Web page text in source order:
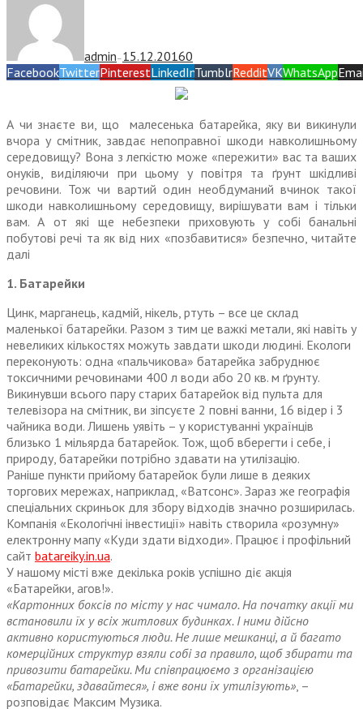
admin — 15.12.20160
FacebookTwitterPinterestLinkedInTumblrRedditVKWhatsApp
А чи знаєте ви, що малесенька батарейка, яку ви викинули
вчора у смітник, завдає непоправної шкоди навколишньому
середовищу? Вона з легкістю може «пережити» вас та ваших
онуків, виділяючи при цьому у повітря та ґрунт шкідливі
речовини. Тож чи вартий один необдуманий вчинок такої
шкоди навколишньому середовищу, вирішувати вам і тільки
вам. А от які ще небезпеки приховують у собі банальні
побутові речі та як від них «позбавитися» безпечно, читайте
далі
1. Батарейки
Цинк, марганець, кадмій, нікель, ртуть – все це склад
маленької батарейки. Разом з тим це важкі метали, які навіть у
невеликих кількостях можуть завдати шкоди людині. Екологи
переконують: одна «пальчикова» батарейка забруднює
токсичними речовинами 400 л води або 20 кв. м ґрунту.
Викинувши всього пару старих батарейок від пульта для
телевізора на смітник, ви зіпсуєте 2 повні ванни, 16 відер і 3
чайника води. Лишень уявіть – у користуванні українців
близько 1 мільярда батарейок. Тож, щоб вберегти і себе, і
природу, батарейки потрібно здавати на утилізацію.
Раніше пункти прийому батарейок були лише в деяких
торгових мережах, наприклад, «Ватсонс». Зараз же географія
спеціальних скриньок для збору відходів значно розширилась.
Компанія «Екологічні інвестиції» навіть створила «розумну»
електронну мапу «Куди здати відходи». Працює і профільний
сайт batareiky.in.ua.
У нашому місті вже декілька років успішно діє акція
«Батарейки, агов!».
«Картонних боксів по місту у нас чимало. На початку акції ми
встановили їх у всіх житлових будинках. І ними дійсно
активно користуються люди. Не лише мешканці, а й багато
комерційних структур взяли собі за правило, щоб збирати та
привозити батарейки. Ми співпрацюємо з організацією
«Батарейки, здавайтеся», і вже вони їх утилізують», –
розповідає Максим Музика.